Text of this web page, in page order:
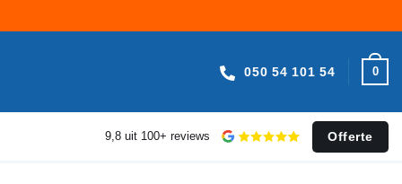
050 54 101 54 0
9,8 uit 100+ reviews Offerte